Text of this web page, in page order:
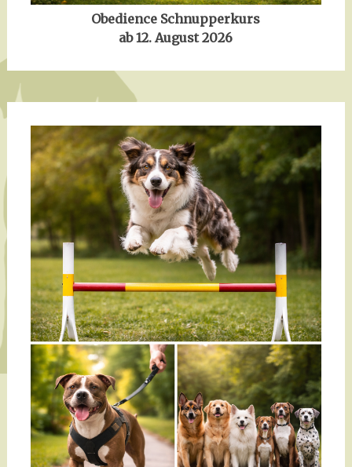
Obedience Schnupperkurs
ab 12. August 2026